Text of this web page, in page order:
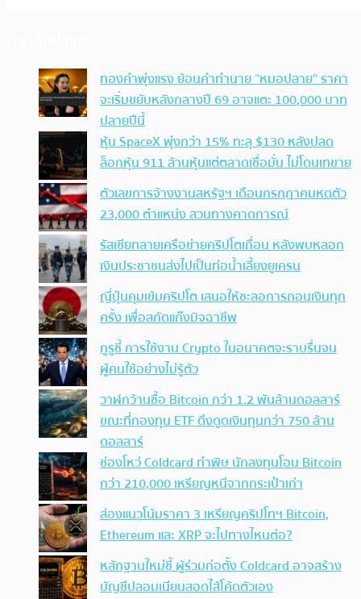
ทองคำพุ่งแรง ย้อนคำทำนาย “หมอปลาย” ราคา
จะเริ่มขยับหลังกลางปี 69 อาจแตะ 100,000 บาท
ปลายปีนี้
หุ้น SpaceX พุ่งกว่า 15% ทะลุ $130 หลังปลด
ล็อกหุ้น 911 ล้านหุ้นแต่ตลาดเชื่อมั่น ไม่โดนเทขาย
ตัวเลขการจ้างงานสหรัฐฯ เดือนกรกฎาคมหดตัว
23,000 ตำแหน่ง สวนทางคาดการณ์
รัสเซียทลายเครือข่ายคริปโตเถื่อน หลังพบหลอก
เงินประชาชนส่งไปเป็นท่อน้ำเลี้ยงยูเครน
ญี่ปุ่นคุมเข้มคริปโต เสนอให้ชะลอการถอนเงินทุก
ครั้ง เพื่อสกัดแก๊งมิจฉาชีพ
กูรูชี้ การใช้งาน Crypto ในอนาคตจะราบรื่นจน
ผู้คนใช้อย่างไม่รู้ตัว
วาฬกว้านซื้อ Bitcoin กว่า 1.2 พันล้านดอลลาร์
ขณะที่กองทุน ETF ดึงดูดเงินทุนกว่า 750 ล้าน
ดอลลาร์
ช่องโหว่ Coldcard ทำพิษ นักลงทุนโอน Bitcoin
กว่า 210,000 เหรียญหนีจากกระเป๋าเก่า
ส่องแนวโน้มราคา 3 เหรียญคริปโทฯ Bitcoin,
Ethereum และ XRP จะไปทางไหนต่อ?
หลักฐานใหม่ชี้ ผู้ร่วมก่อตั้ง Coldcard อาจสร้าง
บัญชีปลอมเนียนสอดไส้โค้ดตัวเอง